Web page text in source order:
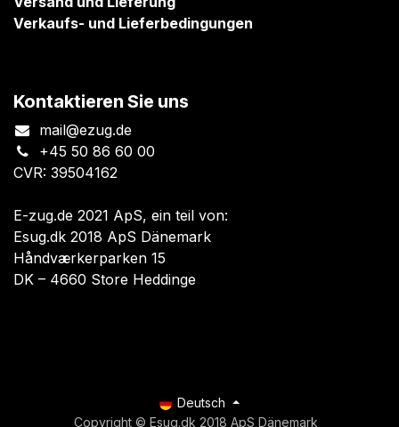
Verkaufs- und Lieferbedingungen
Kontaktieren Sie uns
mail@ezug.de
+45 50 86 60 00
CVR: 39504162
E-zug.de 2021 ApS, ein teil von:
Esug.dk 2018 ApS Dänemark
Håndværkerparken 15
DK – 4660 Store Heddinge
Copyright © Esug.dk 2018 ApS Dänemark
Deutsch